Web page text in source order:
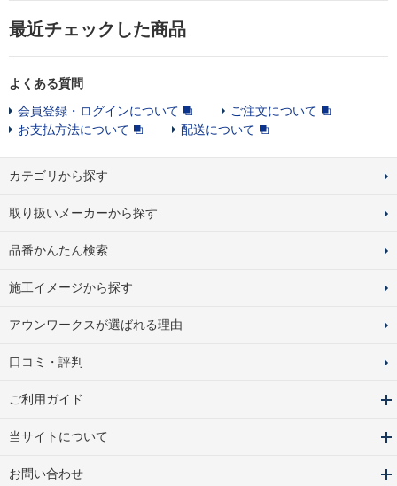
最近チェックした商品
よくある質問
会員登録・ログインについて
ご注文について
お支払方法について
配送について
カテゴリから探す
取り扱いメーカーから探す
品番かんたん検索
施工イメージから探す
アウンワークスが選ばれる理由
口コミ・評判
ご利用ガイド
当サイトについて
お問い合わせ